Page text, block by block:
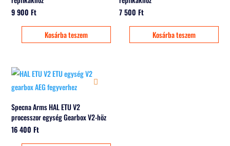
9 900Ft
Kosárba teszem
7 500Ft
Kosárba teszem
Specna Arms HAL ETU V2
processzor egység Gearbox V2-höz
16 400Ft